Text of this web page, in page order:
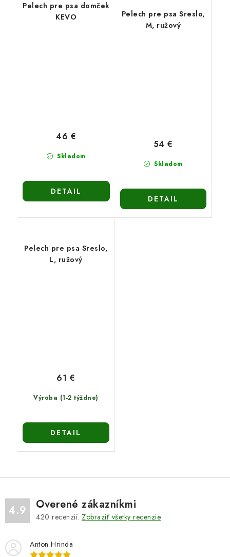
Pelech pre psa domček
KEVO
Skladom
46 €
DETAIL
Pelech pre psa Sreslo,
M, ružový
Skladom
54 €
DETAIL
Pelech pre psa Sreslo,
L, ružový
Výroba (1-2 týždne)
61 €
DETAIL
4.9 Overené zákazníkmi
420 recenzií. Zobraziť všetky recenzie
Anton Hrinda